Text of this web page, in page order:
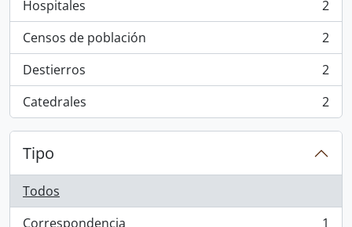
Hospitales
, 2 resultados
2
Censos de población
, 2 resultados
2
Destierros
, 2 resultados
2
Catedrales
, 2 resultados 2
Tipo
Todos
Correspondencia
1